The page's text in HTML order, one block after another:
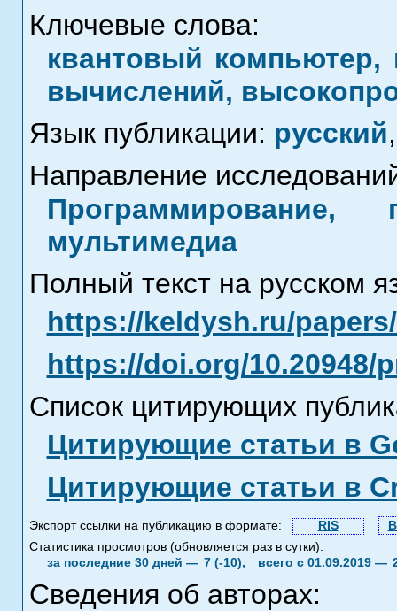
Ключевые слова:
квантовый
вычислений,
Язык публикации: русский,
Направление
Программирование,
мультимедиа
Полный текст на русском
https://keldysh.ru/
https://doi.org/10.20948/
Список цитирующих
Цитирующие статьи в
Цитирующие статьи в
Экспорт ссылки на публикацию в формате: RIS
Статистика просмотров (обновляется раз в сутки):
за последние 30 дней — 7 (-10), всего с 01.09.2019 —
Сведения об авторах: